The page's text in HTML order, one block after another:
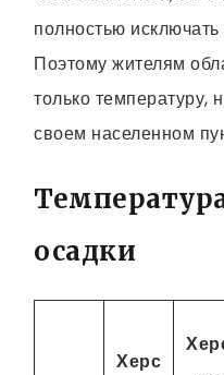
полностью
Поэтому жителям
только температуру,
своем населенном
осадки
Херс